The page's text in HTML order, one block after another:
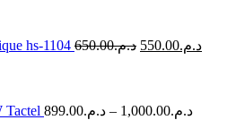
hs-1104 د.م.650.00 د.م.550.00
Tactel د.م.899.00 – د.م.1,000.00